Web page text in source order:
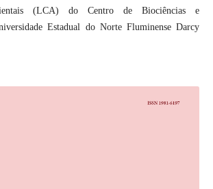
(LCA) do Centro de Biociências e
Estadual do Norte Fluminense Darcy